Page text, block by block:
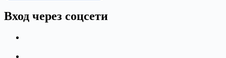
Вход через соцсети